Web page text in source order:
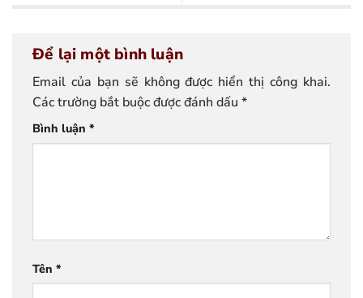
Để lại một bình luận
Email của bạn sẽ không được hiển thị công khai.
Các trường bắt buộc được đánh dấu *
Bình luận *
Tên *